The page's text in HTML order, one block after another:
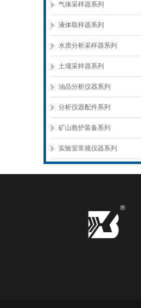
气体采样器系列
液体取样器系列
水质分析采样器系列
土壤采样器系列
油品分析仪器系列
分析仪器配件系列
矿山救护装备系列
实验室常规仪器系列